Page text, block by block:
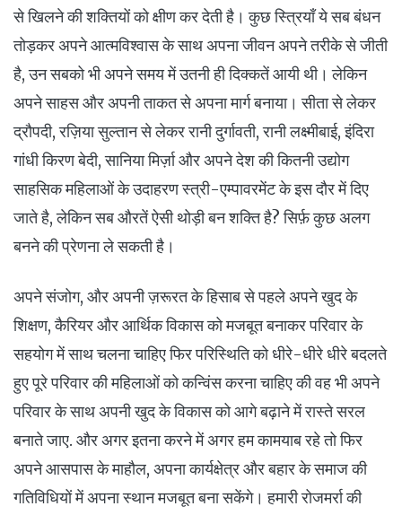
से खिलने की शक्तियों को क्षीण कर देती है। कुछ स्त्रियाँ ये सब बंधन
तोड़कर अपने आत्मविश्वास के साथ अपना जीवन अपने तरीके से जीती
है, उन सबको भी अपने समय में उतनी ही दिक्कतें आयी थी। लेकिन
अपने साहस और अपनी ताकत से अपना मार्ग बनाया। सीता से लेकर
द्रौपदी, रज़िया सुल्तान से लेकर रानी दुर्गावती, रानी लक्ष्मीबाई, इंदिरा
गांधी किरण बेदी, सानिया मिर्ज़ा और अपने देश की कितनी उद्योग
साहसिक महिलाओं के उदाहरण स्त्री-एम्पावरमेंट के इस दौर में दिए
जाते है, लेकिन सब औरतें ऐसी थोड़ी बन शक्ति है? सिर्फ़ कुछ अलग
बनने की प्रेणना ले सकती है।
अपने संजोग, और अपनी ज़रूरत के हिसाब से पहले अपने खुद के
शिक्षण, कैरियर और आर्थिक विकास को मजबूत बनाकर परिवार के
सहयोग में साथ चलना चाहिए फिर परिस्थिति को धीरे-धीरे धीरे बदलते
हुए पूरे परिवार की महिलाओं को कन्विंस करना चाहिए की वह भी अपने
परिवार के साथ अपनी खुद के विकास को आगे बढ़ाने में रास्ते सरल
बनाते जाए. और अगर इतना करने में अगर हम कामयाब रहे तो फिर
अपने आसपास के माहौल, अपना कार्यक्षेत्र और बहार के समाज की
गतिविधियों में अपना स्थान मजबूत बना सकेंगे। हमारी रोजमर्रा की